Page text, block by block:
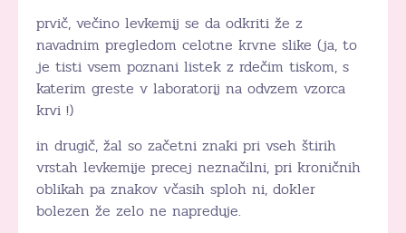
prvič, večino levkemij se da odkriti že z
navadnim pregledom celotne krvne slike (ja, to
je tisti vsem poznani listek z rdečim tiskom, s
katerim greste v laboratorij na odvzem vzorca
krvi !)
in drugič, žal so začetni znaki pri vseh štirih
vrstah levkemije precej neznačilni, pri kroničnih
oblikah pa znakov včasih sploh ni, dokler
bolezen že zelo ne napreduje.